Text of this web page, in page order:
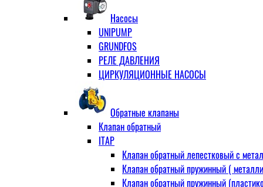
Ниппель прямой
Ниппель-переходник
Переходник ВН
Переходник НВ (футорка)
Сгон
Угловой
Тройник
Тройник переходной
Тройник равный
Угольник
Насосы
UNIPUMP
GRUNDFOS
РЕЛЕ ДАВЛЕНИЯ
ЦИРКУЛЯЦИОННЫЕ НАСОСЫ
Обратные клапаны
Клапан обратный
ITAP
Клапан обратный лепестковый с
Клапан обратный пружинный (
Клапан обратный пружинный